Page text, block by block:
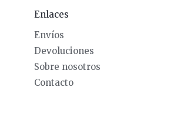
Enlaces
Envíos
Devoluciones
Sobre nosotros
Contacto